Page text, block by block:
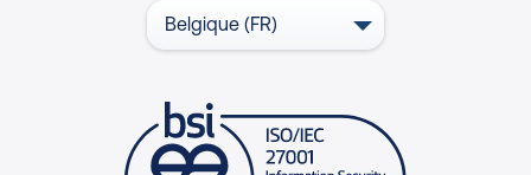
Belgique (FR)